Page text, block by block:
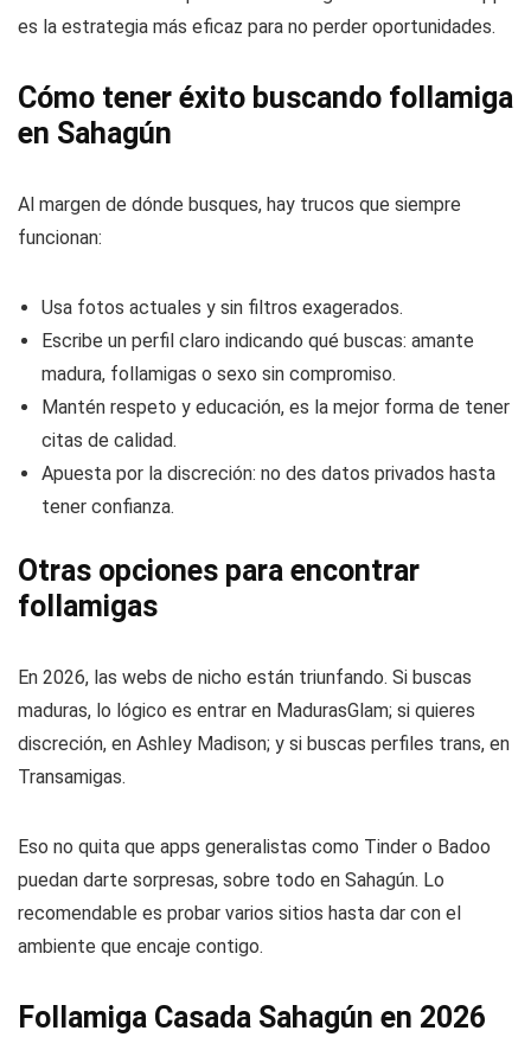
es la estrategia más eficaz para no perder oportunidades.
Cómo tener éxito buscando follamiga
en Sahagún
Al margen de dónde busques, hay trucos que siempre
funcionan:
Usa fotos actuales y sin filtros exagerados.
Escribe un perfil claro indicando qué buscas: amante
madura, follamigas o sexo sin compromiso.
Mantén respeto y educación, es la mejor forma de tener
citas de calidad.
Apuesta por la discreción: no des datos privados hasta
tener confianza.
Otras opciones para encontrar
follamigas
En 2026, las webs de nicho están triunfando. Si buscas
maduras, lo lógico es entrar en MadurasGlam; si quieres
discreción, en Ashley Madison; y si buscas perfiles trans, en
Transamigas.
Eso no quita que apps generalistas como Tinder o Badoo
puedan darte sorpresas, sobre todo en Sahagún. Lo
recomendable es probar varios sitios hasta dar con el
ambiente que encaje contigo.
Follamiga Casada Sahagún en 2026